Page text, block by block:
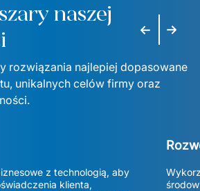
naszej
Poprzedni
rozwiązania najlepiej dopasowane
unikalnych celów firmy oraz
z technologią, aby
klienta,